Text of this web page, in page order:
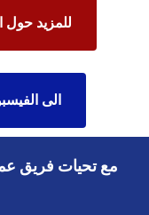
للمزيد حول
الى
مع تحيات فريق